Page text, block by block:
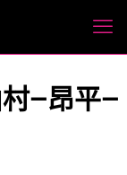
—昂平—